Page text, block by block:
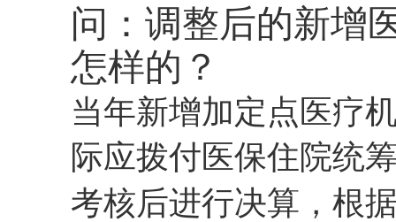
问：调整后的新增
怎样的？
当年新增加定点医疗
际应拨付医保住院统
考核后进行决算，根